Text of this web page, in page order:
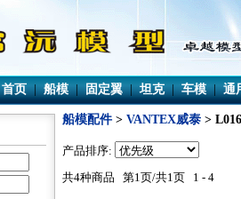
首页|船模|固定翼|坦克|车模 |通
船模配件> VANTEX威泰 >
产品排序:
共4种商品 第1页/共1页 1 - 4